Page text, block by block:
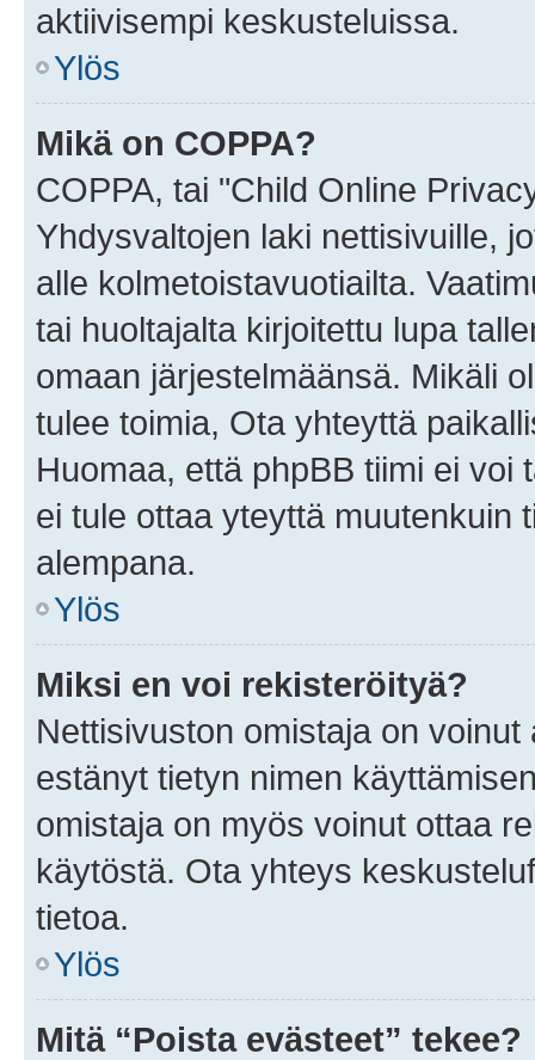
aktiivisempi keskusteluissa.
Ylös
Mikä on COPPA?
COPPA, tai "Child Online
Yhdysvaltojen laki nettisivuille,
alle kolmetoistavuotiailta.
tai huoltajalta kirjoitettu lupa
omaan järjestelmäänsä. Mikäli
tulee toimia, Ota yhteyttä
Huomaa, että phpBB tiimi ei
ei tule ottaa yteyttä muutenkuin
alempana.
Ylös
Miksi en voi rekisteröityä?
Nettisivuston omistaja on
estänyt tietyn nimen
omistaja on myös voinut ottaa
käytöstä. Ota yhteys
tietoa.
Ylös
Mitä “Poista evästeet” tekee?